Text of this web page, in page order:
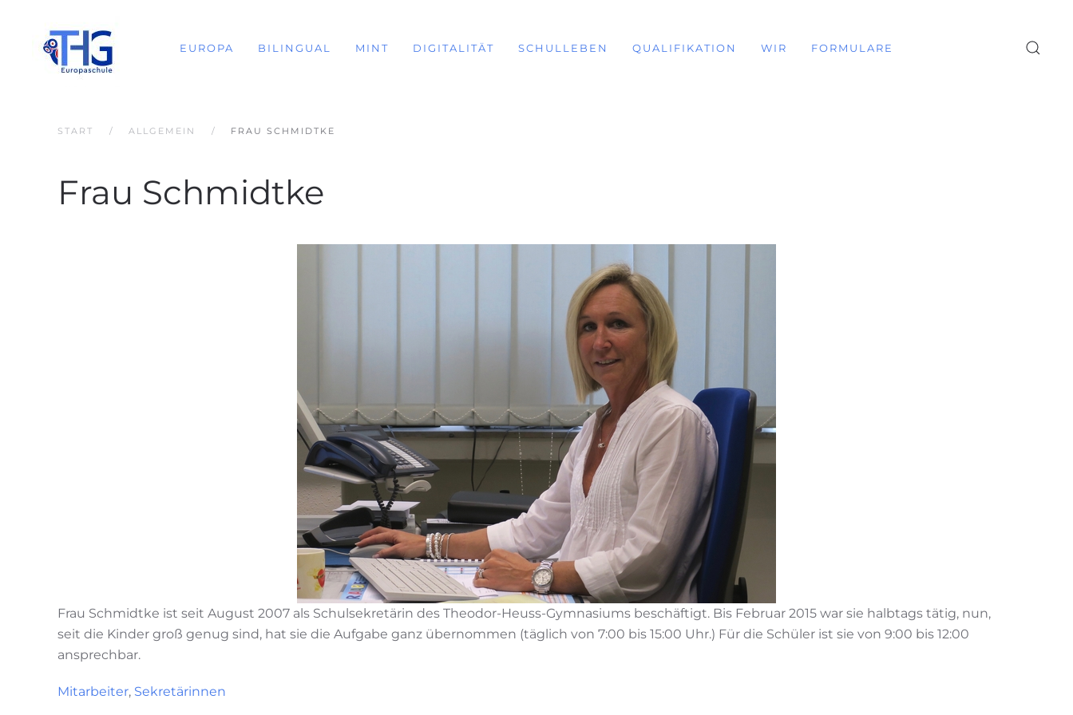
EUROPA BILINGUAL MINT DIGITALITÄT SCHULLEBEN QUALIFIKATION WIR FORMULARE
START ALLGEMEIN FRAU SCHMIDTKE
Frau Schmidtke
Frau Schmidtke ist seit August 2007 als Schulsekretärin des Theodor-Heuss-Gymnasiums beschäftigt. Bis Februar 2015 war sie halbtags tätig, nun,
seit die Kinder groß genug sind, hat sie die Aufgabe ganz übernommen (täglich von 7:00 bis 15:00 Uhr.) Für die Schüler ist sie von 9:00 bis 12:00
ansprechbar.
Mitarbeiter, Sekretärinnen